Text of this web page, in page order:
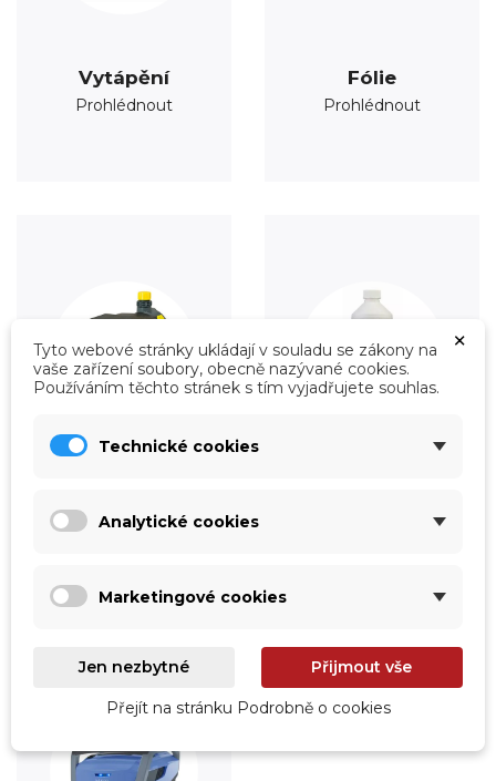
Vytápění
Prohlédnout
Fólie
Prohlédnout
Prohlédnout
×
Tyto webové stránky ukládají v souladu se zákony na
vaše zařízení soubory, obecně nazývané cookies.
Používáním těchto stránek s tím vyjadřujete souhlas.
Technické cookies
Analytické cookies
Marketingové cookies
Jen nezbytné Přijmout vše
Přejít na stránku Podrobně o cookies